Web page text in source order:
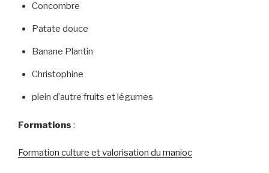
Concombre
Patate douce
Banane Plantin
Christophine
plein d’autre fruits et légumes
Formations :
Formation culture et valorisation du manioc